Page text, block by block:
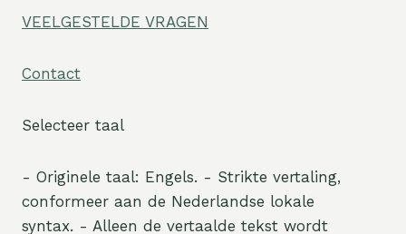
VEELGESTELDE VRAGEN
Contact
Selecteer taal
- Originele taal: Engels. - Strikte vertaling,
conformeer aan de Nederlandse lokale
syntax. - Alleen de vertaalde tekst wordt